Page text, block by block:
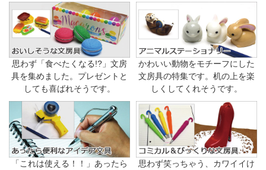
思わず「食べたくなる!?」文房
具を集めました。プレゼントと
しても喜ばれそうです。
かわいい動物をモチーフにした
文房具の特集です。机の上を楽
しくしてくれそうです。
「これは使える！！」あったら
思わず笑っちゃう、カワイイけ